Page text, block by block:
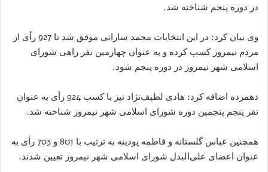
در دوره پنجم شناخته شد.
وی بیان کرد: در این انتخابات محمد سارانی موفق شد تا 927 رأی از
مردم نیمروز کسب کرده و به عنوان چهارمین نفر راهی شورای
اسلامی شهر نیمروز در دوره پنجم شود.
دهمرده اضافه کرد: هادی لطیف‌نژاد نیز با کسب 924 رأی به عنوان
نفر پنجم پنجمین دوره شورای اسلامی شهر نیمروز شناخته شد.
همچنین عباس گلستانه و فاطمه پودینه به ترتیب با 801 و 703 رأی به
عنوان اعضای علی‌البدل شورای اسلامی شهر نیمروز تعیین شدند.